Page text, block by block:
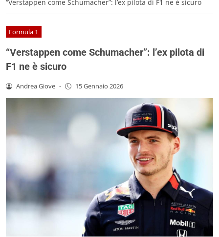
“Verstappen come Schumacher”: l’ex pilota di F1 ne è sicuro
Formula 1
“Verstappen come Schumacher”: l’ex pilota di
F1 ne è sicuro
Andrea Giove - 15 Gennaio 2026